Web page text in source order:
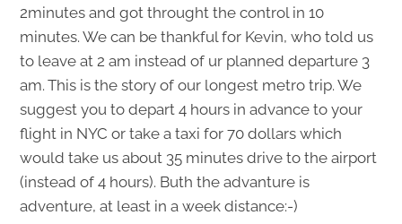
2minutes and got throught the control in 10
minutes. We can be thankful for Kevin, who told us
to leave at 2 am instead of ur planned departure 3
am. This is the story of our longest metro trip. We
suggest you to depart 4 hours in advance to your
flight in NYC or take a taxi for 70 dollars which
would take us about 35 minutes drive to the airport
(instead of 4 hours). Buth the advanture is
adventure, at least in a week distance:-)